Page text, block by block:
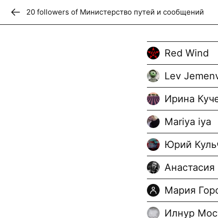
сообщений
Коммуникативный
политологии и права
прагматиках
технологиях
обществе.
20 followers of Министерство путей и сообщений
Red Wind
Lev
Ирина
Mariya iya
Юрий
Анастасия
Мария
Илнур